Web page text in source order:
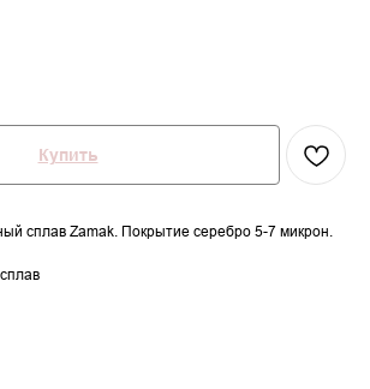
Купить
сплав Zamak. Покрытие серебро 5-7 микрон.